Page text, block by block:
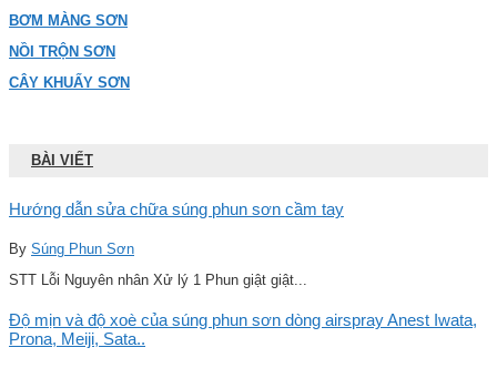
BƠM MÀNG SƠN
NỒI TRỘN SƠN
CÂY KHUẤY SƠN
BÀI VIẾT
Hướng dẫn sửa chữa súng phun sơn cầm tay
By Súng Phun Sơn
STT Lỗi Nguyên nhân Xử lý 1 Phun giật giật...
Độ mịn và độ xoè của súng phun sơn dòng airspray Anest Iwata,
Prona, Meiji, Sata..